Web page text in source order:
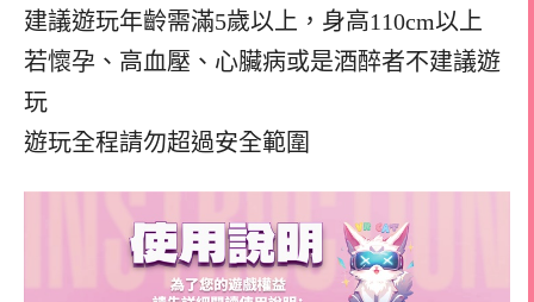
建議遊玩年齡需滿5歲以上，身高110cm以上
若懷孕、高血壓、心臟病或是酒醉者不建議遊
玩
遊玩全程請勿超過安全範圍